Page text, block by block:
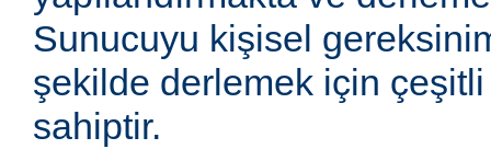
Sunucuyu kişisel
şekilde derlemek için
sahiptir.